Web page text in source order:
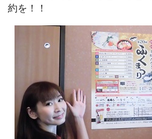
約を！！